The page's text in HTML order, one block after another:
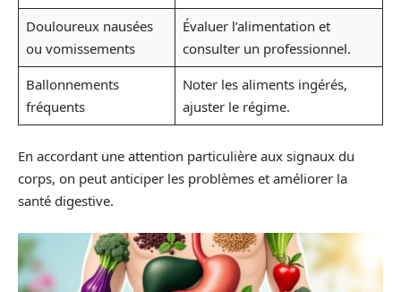
Douloureux nausées
ou vomissements
Évaluer l’alimentation et
consulter un professionnel.
Ballonnements
fréquents
Noter les aliments ingérés,
ajuster le régime.
En accordant une attention particulière aux signaux du
corps, on peut anticiper les problèmes et améliorer la
santé digestive.